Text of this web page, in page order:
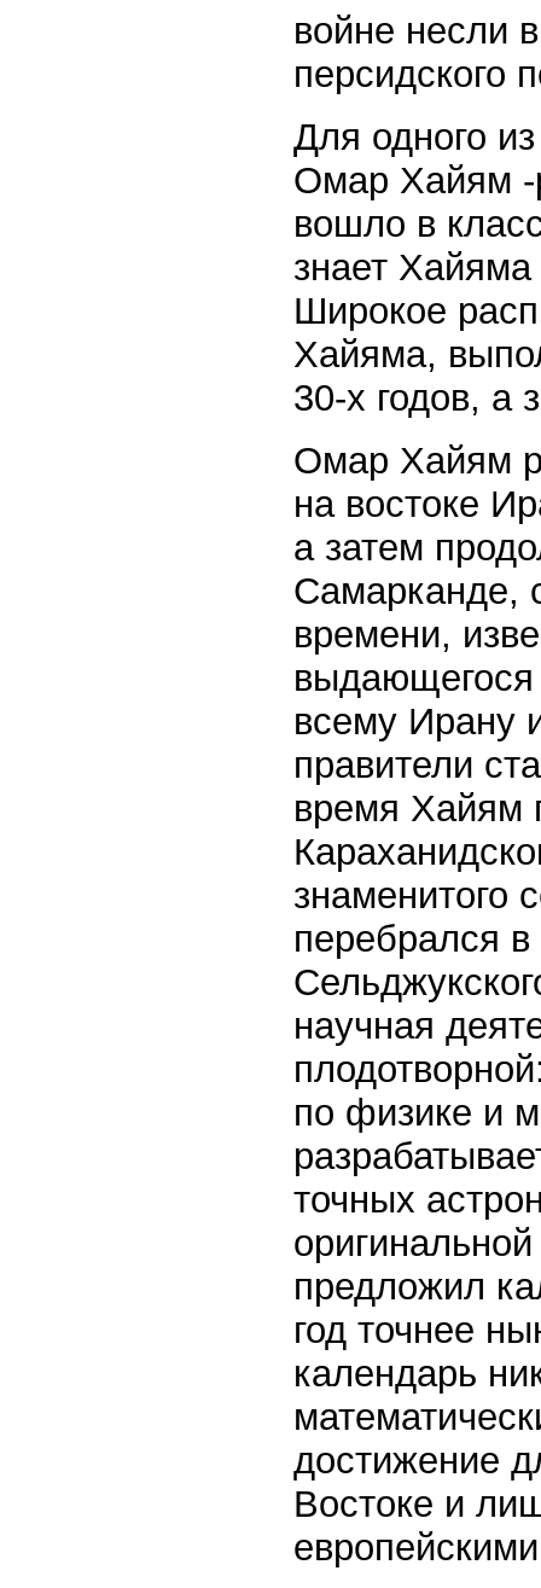
войне несли
персидского
Для одного
Омар Хайям -
вошло в
знает
Широкое
Хайяма,
30-х годов, а
Омар Хайям
на востоке
а затем
Самарканде,
времени,
выдающегося
всему Ирану
правители
время Хайям
знаменитого
перебрался
научная
по физике и
точных
предложил
год точнее
календарь
достижение
Востоке и